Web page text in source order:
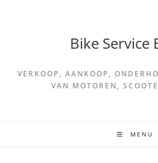
Bike Service
VERKOOP, AANKOOP,
VAN MOTOREN,
MENU